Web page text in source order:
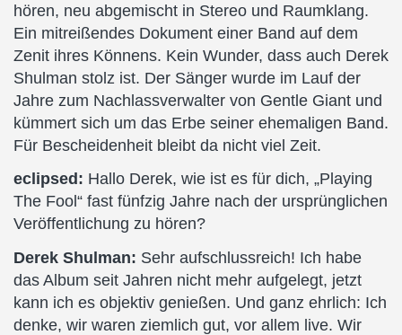
hören, neu abgemischt in Stereo und Raumklang.
Ein mitreißendes Dokument einer Band auf dem
Zenit ihres Könnens. Kein Wunder, dass auch Derek
Shulman stolz ist. Der Sänger wurde im Lauf der
Jahre zum Nachlassverwalter von Gentle Giant und
kümmert sich um das Erbe seiner ehemaligen Band.
Für Bescheidenheit bleibt da nicht viel Zeit.
eclipsed: Hallo Derek, wie ist es für dich, „Playing
The Fool“ fast fünfzig Jahre nach der ursprünglichen
Veröffentlichung zu hören?
Derek Shulman: Sehr aufschlussreich! Ich habe
das Album seit Jahren nicht mehr aufgelegt, jetzt
kann ich es objektiv genießen. Und ganz ehrlich: Ich
denke, wir waren ziemlich gut, vor allem live. Wir